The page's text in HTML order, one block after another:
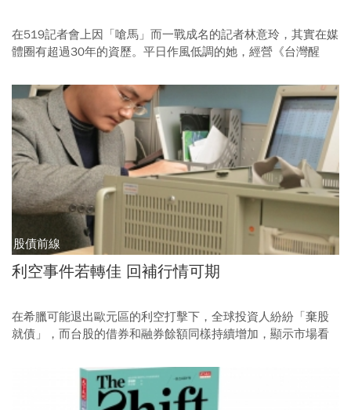
在519記者會上因「嗆馬」而一戰成名的記者林意玲，其實在媒
體圈有超過30年的資歷。平日作風低調的她，經營《台灣醒
工作是上帝要她走的一條路。
股債前線
利空事件若轉佳 回補行情可期
在希臘可能退出歐元區的利空打擊下，全球投資人紛紛「棄股
就債」，而台股的借券和融券餘額同樣持續增加，顯示市場看
有脫序演出，則空單回補所推升的行情可多加留意。